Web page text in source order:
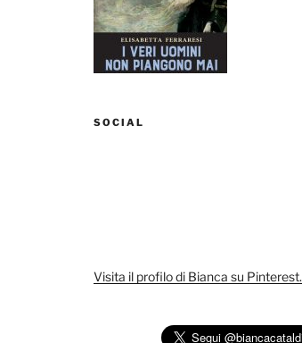
SOCIAL
Visita il profilo di Bianca su Pinterest.